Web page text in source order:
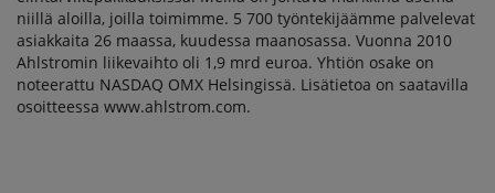
niillä aloilla, joilla toimimme. 5 700 työntekijäämme palvelevat
asiakkaita 26 maassa, kuudessa maanosassa. Vuonna 2010
Ahlstromin liikevaihto oli 1,9 mrd euroa. Yhtiön osake on
noteerattu NASDAQ OMX Helsingissä. Lisätietoa on saatavilla
osoitteessa www.ahlstrom.com.